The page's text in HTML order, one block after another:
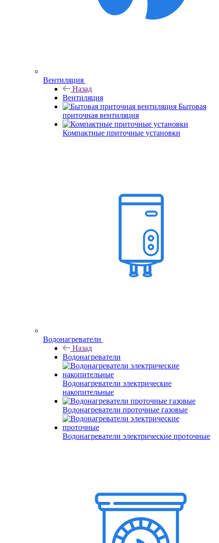
Вентиляция
Назад
Вентиляция
Бытовая
приточная вентиляция
Компактные приточные установки
Водонагреватели
Назад
Водонагреватели
Водонагреватели электрические
накопительные
Водонагреватели проточные газовые
Водонагреватели электрические проточные